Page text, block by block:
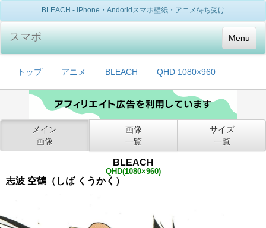
BLEACH - iPhone・Andoridスマホ壁紙・アニメ待ち受け
Menu
スマポ
トップ アニメ BLEACH QHD 1080×960
メイン
画像
画像
一覧
サイズ
一覧
BLEACH
QHD(1080×960)
志波 空鶴（しば くうかく）